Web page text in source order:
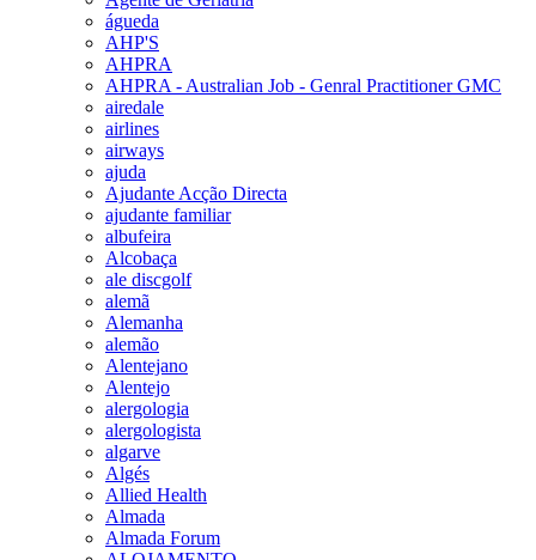
águeda
AHP'S
AHPRA
AHPRA - Australian Job - Genral Practitioner GMC
airedale
airlines
airways
ajuda
Ajudante Acção Directa
ajudante familiar
albufeira
Alcobaça
ale discgolf
alemã
Alemanha
alemão
Alentejano
Alentejo
alergologia
alergologista
algarve
Algés
Allied Health
Almada
Almada Forum